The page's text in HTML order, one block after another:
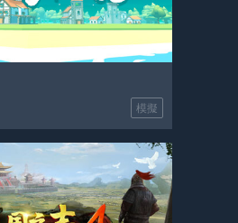
模擬